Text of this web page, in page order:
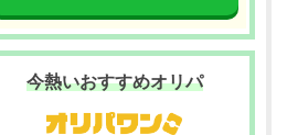
今熱いおすすめオリパ